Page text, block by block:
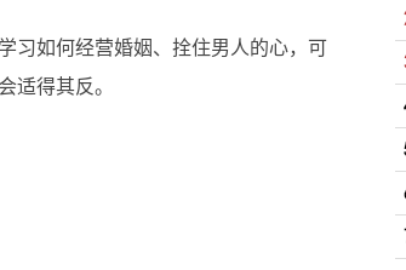
习如何经营婚姻、拴住男人的心，可
适得其反。